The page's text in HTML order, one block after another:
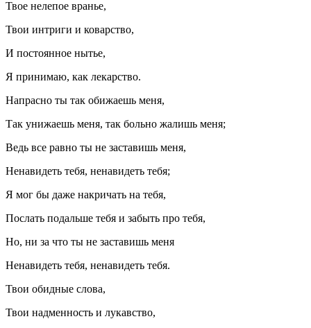
Твое нелепое вранье,
Твои интриги и коварство,
И постоянное нытье,
Я принимаю, как лекарство.
Напрасно ты так обижаешь меня,
Так унижаешь меня, так больно жалишь меня;
Ведь все равно ты не заставишь меня,
Ненавидеть тебя, ненавидеть тебя;
Я мог бы даже накричать на тебя,
Послать подальше тебя и забыть про тебя,
Но, ни за что ты не заставишь меня
Ненавидеть тебя, ненавидеть тебя.
Твои обидные слова,
Твои надменность и лукавство,